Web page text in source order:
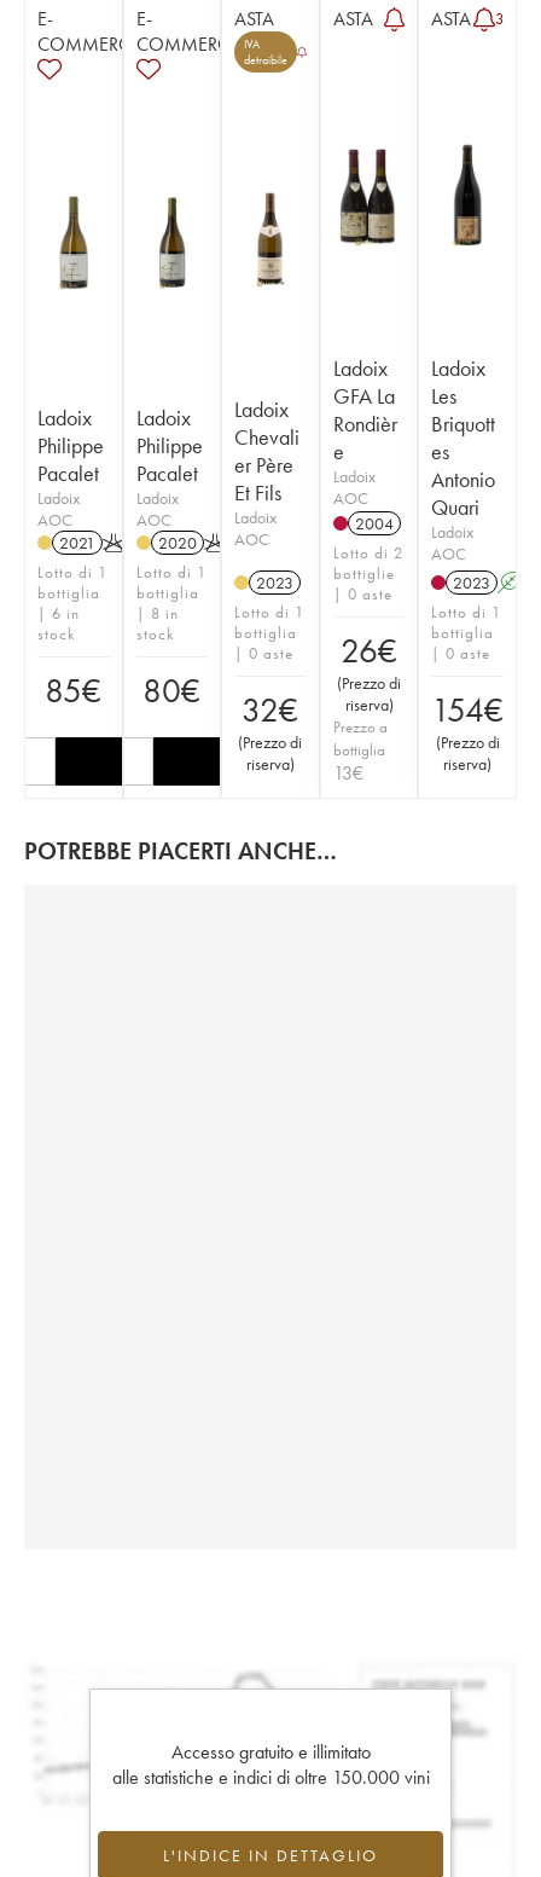
E-
COMMERCE
Ladoix
Philippe
Pacalet
Ladoix
AOC
2021 K
Lotto di 1
bottiglia
| 6 in
stock
85€
E-
COMMERCE
Ladoix
Philippe
Pacalet
Ladoix
AOC
2020 K
Lotto di 1
bottiglia
| 8 in
stock
80€
ASTA
IVA
detraibile
Ladoix
Chevali
er Père
Et Fils
Ladoix
AOC
2023
Lotto di 1
bottiglia
| 0 aste
32€
(Prezzo di
riserva)
ASTA
Ladoix
GFA La
Rondièr
e
Ladoix
AOC
2004
Lotto di 2
bottiglie
| 0 aste
26€
(Prezzo di
riserva)
Prezzo a
bottiglia
13€
ASTA 3
Ladoix
Les
Briquott
es
Antonio
Quari
Ladoix
AOC
2023 A
Lotto di 1
bottiglia
| 0 aste
154€
(Prezzo di
riserva)
POTREBBE PIACERTI ANCHE…
Accesso gratuito e illimitato
alle statistiche e indici di oltre 150.000 vini
L'INDICE IN DETTAGLIO